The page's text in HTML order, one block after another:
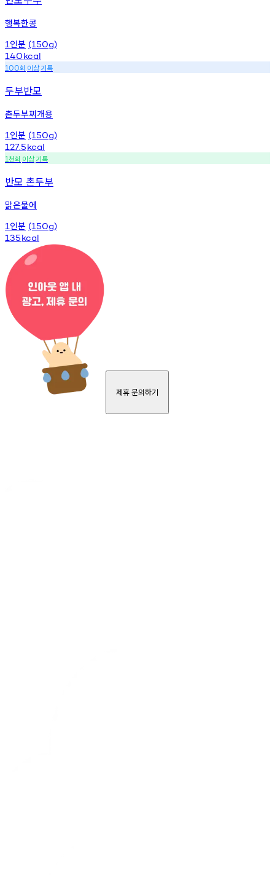
행복한콩
1 인분 (150g)
140kcal
100회 이상기록
두부반모
촌두부찌개용
1 인분 (150g)
127.5kcal
1천회 이상기록
반모 촌두부
맑은물에
1 인분 (150g)
135kcal
제휴 문의하기